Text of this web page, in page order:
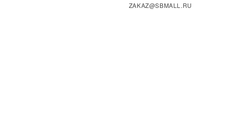
ZAKAZ@SBMALL.RU